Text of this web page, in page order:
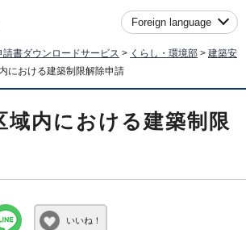
Foreign language
請書ダウンロードサービス > くらし・環境部 > 建築安
における建築制限解除申請
域内における建築制限
いいね！